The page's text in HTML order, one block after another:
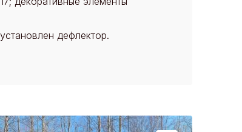
дефлектор.